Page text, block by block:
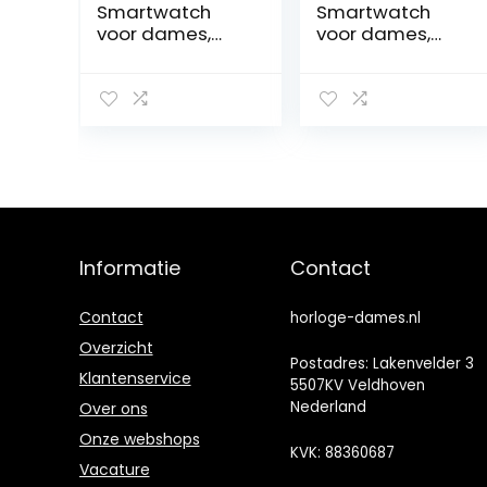
Smartwatch
voor dames,
Smartwatch
voor dames,
IP68 waterdicht,
us,
hartslagmeter,
100+ sportmodi,
Informatie
Contact
Overzicht
Klantenservice
Over ons
Onze webshops
Vacature
Contact
horloge-dames.nl
Postadres: Lakenvelder 3
5507KV Veldhoven
Nederland
KVK: 88360687